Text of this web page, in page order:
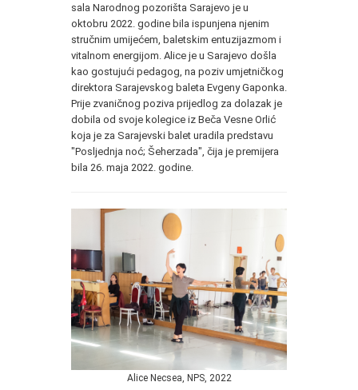
sala Narodnog pozorišta Sarajevo je u
oktobru 2022. godine bila ispunjena njenim
stručnim umijećem, baletskim entuzijazmom i
vitalnom energijom. Alice je u Sarajevo došla
kao gostujući pedagog, na poziv umjetničkog
direktora Sarajevskog baleta Evgeny Gaponka.
Prije zvaničnog poziva prijedlog za dolazak je
dobila od svoje kolegice iz Beča Vesne Orlić
koja je za Sarajevski balet uradila predstavu
"Posljednja noć; Šeherzada", čija je premijera
bila 26. maja 2022. godine.
Alice Necsea, NPS, 2022